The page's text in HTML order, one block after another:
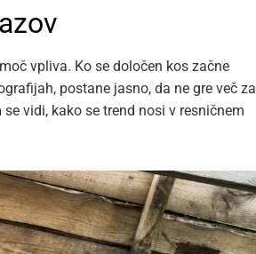
vpliva. Ko se določen kos začne
postane jasno, da ne gre več za
vidi, kako se trend nosi v resničnem